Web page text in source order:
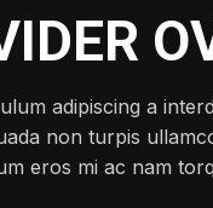
adipiscing a
non turpis
eros mi ac nam